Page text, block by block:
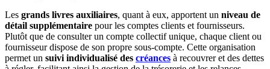
Les grands livres auxiliaires, quant à eux, apportent un niveau de
détail supplémentaire pour les comptes clients et fournisseurs.
Plutôt que de consulter un compte collectif unique, chaque client ou
fournisseur dispose de son propre sous-compte. Cette organisation
permet un suivi individualisé des créances à recouvrer et des dettes